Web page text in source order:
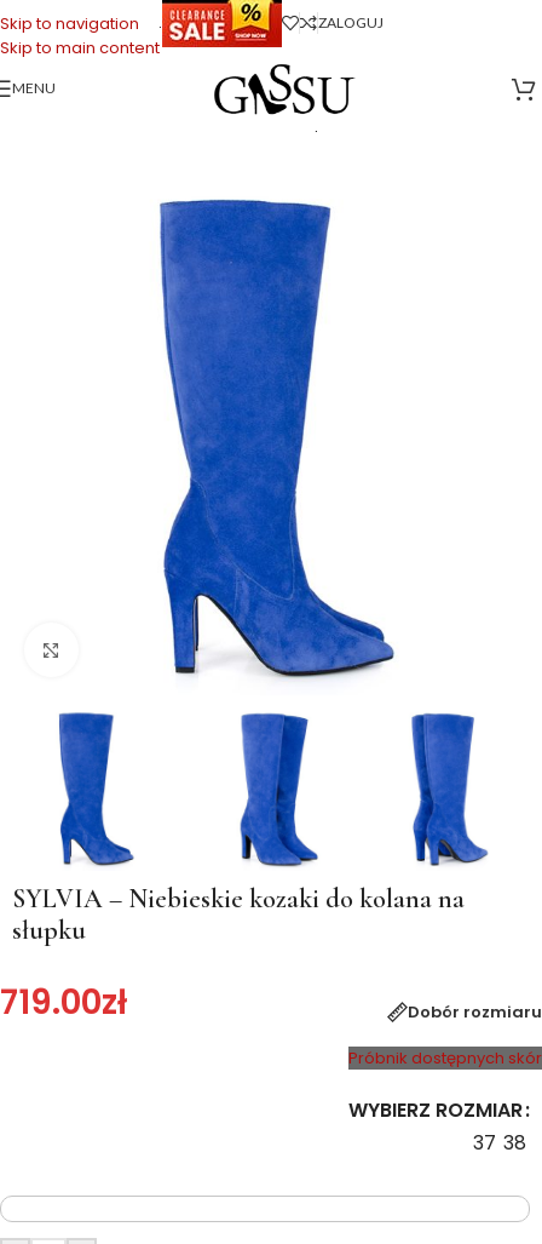
Skip to navigation
Skip to main content
. ZALOGUJ
MENU
Strona główna Sklep firmowy Gassu>Buty Damskie Kozaki damskie>
Kliknij, aby powiększyć
SYLVIA – Niebieskie kozaki do kolana na
słupku
719.00zł
Dobór rozmiaru
Próbnik dostępnych skór
WYBIERZ ROZMIAR
37 38